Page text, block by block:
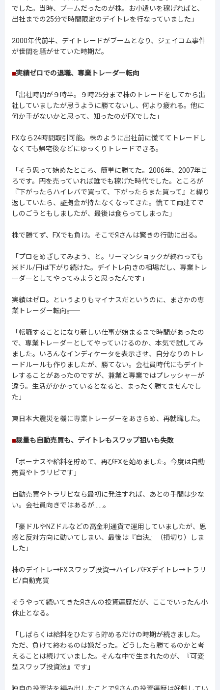
でした。当時、ブームだったのが株。お小遣いを稼げればと、
出社までの25分で時間限定のデイトレを行なっていました」
2000年代前半、デイトレードがブームとなり、ジェイコム事件
が世間を騒がせていた時期だ。
■実績ゼロでの退職、専業トレーダー転向
「出社時間が９時半。９時25分まで株のトレードをしてから出
社していましたが思うように勝てないし、何より疲れる。他に
何か手がないかと思って、知ったのがFXでした」
FXなら24時間取引可能。株のように出社前に慌ててトレードし
なくても帰宅後などにゆっくりトレードできる。
「そう思って始めたところ、簡単に勝てた。2006年、2007年こ
ろです。円を売っていれば誰でも稼げた時代でした。ところが
『下がったらハイレバで買って、下がったらまた買って』と繰り
返していたら、証拠金が持たなくなってきた。慌てて両建てで
しのごうともしましたが、最後は食らってしまった」
株で勝てず、FXでも負け。そこでЯさんは驚きの行動に出る。
「プロをめざしてみよう、と。リーマンショックが終わっても
米ドル/円は下がり続けた。デイトレ向きの相場だし、専業トレ
ーダーとしてやってみようと思ったんです」
実績はゼロ。というよりもマイナスだというのに、まさかの専
業トレーダー転向――。
「転職することになり新しい仕事が始まるまで時間があったの
で、専業トレーダーとしてやっていけるのか、本気で試してみ
ました。いろんなインディケータを表示させ、自分なりのトレ
ードルールも作りましたが、勝てない。会社員時代にもデイト
レすることがあったのですが、兼業と専業ではプレッシャーが
違う。生活がかかっているとなると、まったく勝てませんでし
た」
東日本大震災を機に専業トレーダーをあきらめ、再就職した。
■裁量も自動売買も、デイトレもスワップ狙いも失敗
「ボーナスや給料を貯めて、再びFXを始めました。今度は自動
売買やトラリピです」
自動売買やトラリピなら最初に発注すれば、あとの手間は少な
い。会社員向きではあるが......。
「豪ドルやNZドルなどの高金利通貨で運用していましたが、思
惑と反対方向に動いてしまい、最後は『自決』（損切り）しま
した」
株のデイトレ→FXスワップ投資→ハイレバFXデイトレ→トラリ
ピ/自動売買
そうやって続いてきたЯさんの投資遍歴だが、ここでいったん小
休止となる。
「しばらくは給料をひたすら貯めるだけの時期が続きました。
ただ、負けて終わるのは嫌だった。どうしたら勝てるのかと考
えることは続けていました。そんな中で生まれたのが、『可変
型スワップ投資法』です」
独自の投資法を編み出したことでЯさんの投資遍歴は好転してい